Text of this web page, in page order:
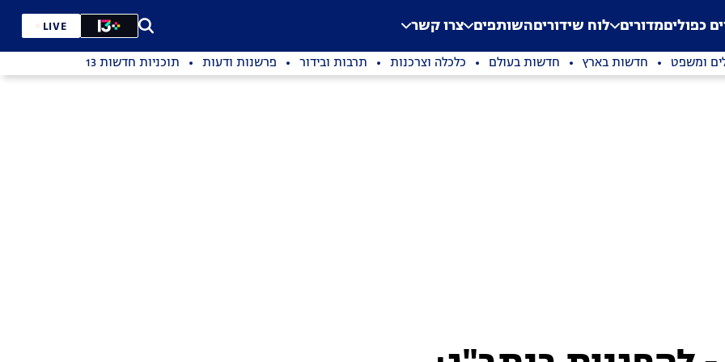
Application error: a
. כפוליםמדורים לוח שידוריםהשותפים צרו קשר LIVE
ומשפט חדשות בארץ חדשות בעולם כלכלה וצרכנות תרבות ובידור פרשנות ודעות תוכניות חדשות 13